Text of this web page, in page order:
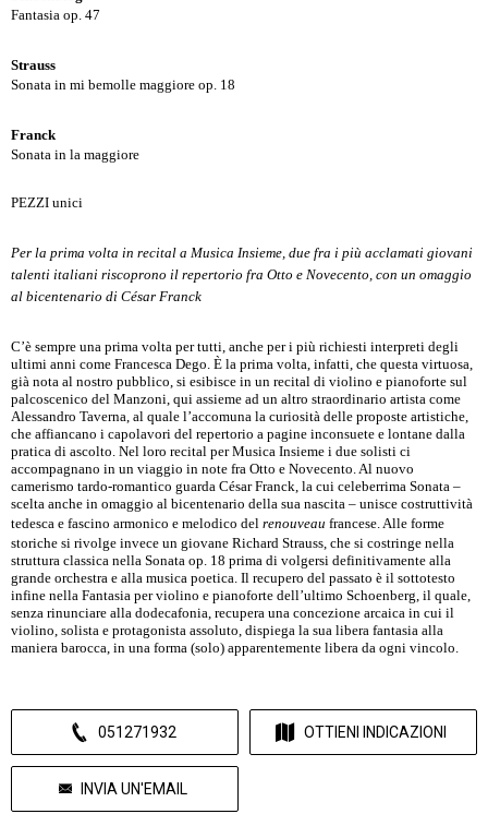
Fantasia op. 47
Strauss
Sonata in mi bemolle maggiore op. 18
Franck
Sonata in la maggiore
PEZZI unici
Per la prima volta in recital a Musica Insieme, due fra i più acclamati giovani
talenti italiani riscoprono il repertorio fra Otto e Novecento, con un omaggio
al bicentenario di César Franck
C’è sempre una prima volta per tutti, anche per i più richiesti interpreti degli
ultimi anni come Francesca Dego. È la prima volta, infatti, che questa virtuosa,
già nota al nostro pubblico, si esibisce in un recital di violino e pianoforte sul
palcoscenico del Manzoni, qui assieme ad un altro straordinario artista come
Alessandro Taverna, al quale l’accomuna la curiosità delle proposte artistiche,
che affiancano i capolavori del repertorio a pagine inconsuete e lontane dalla
pratica di ascolto. Nel loro recital per Musica Insieme i due solisti ci
accompagnano in un viaggio in note fra Otto e Novecento. Al nuovo
camerismo tardo-romantico guarda César Franck, la cui celeberrima Sonata –
scelta anche in omaggio al bicentenario della sua nascita – unisce costruttività
tedesca e fascino armonico e melodico del renouveau francese. Alle forme
storiche si rivolge invece un giovane Richard Strauss, che si costringe nella
struttura classica nella Sonata op. 18 prima di volgersi definitivamente alla
grande orchestra e alla musica poetica. Il recupero del passato è il sottotesto
infine nella Fantasia per violino e pianoforte dell’ultimo Schoenberg, il quale,
senza rinunciare alla dodecafonia, recupera una concezione arcaica in cui il
violino, solista e protagonista assoluto, dispiega la sua libera fantasia alla
maniera barocca, in una forma (solo) apparentemente libera da ogni vincolo.
051271932 OTTIENI INDICAZIONI
INVIA UN'EMAIL